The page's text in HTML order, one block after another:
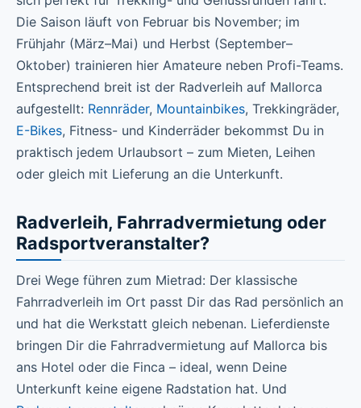
Die Saison läuft von Februar bis November; im
Frühjahr (März–Mai) und Herbst (September–
Oktober) trainieren hier Amateure neben Profi-Teams.
Entsprechend breit ist der Radverleih auf Mallorca
aufgestellt: Rennräder, Mountainbikes, Trekkingräder,
E-Bikes, Fitness- und Kinderräder bekommst Du in
praktisch jedem Urlaubsort – zum Mieten, Leihen
oder gleich mit Lieferung an die Unterkunft.
Radverleih, Fahrradvermietung oder
Radsportveranstalter?
Drei Wege führen zum Mietrad: Der klassische
Fahrradverleih im Ort passt Dir das Rad persönlich an
und hat die Werkstatt gleich nebenan. Lieferdienste
bringen Dir die Fahrradvermietung auf Mallorca bis
ans Hotel oder die Finca – ideal, wenn Deine
Unterkunft keine eigene Radstation hat. Und